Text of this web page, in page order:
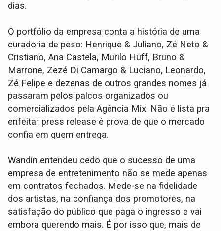
dias.
O portfólio da empresa conta a história de uma
curadoria de peso: Henrique & Juliano, Zé Neto &
Cristiano, Ana Castela, Murilo Huff, Bruno &
Marrone, Zezé Di Camargo & Luciano, Leonardo,
Zé Felipe e dezenas de outros grandes nomes já
passaram pelos palcos organizados ou
comercializados pela Agência Mix. Não é lista pra
enfeitar press release é prova de que o mercado
confia em quem entrega.
Wandin entendeu cedo que o sucesso de uma
empresa de entretenimento não se mede apenas
em contratos fechados. Mede-se na fidelidade
dos artistas, na confiança dos promotores, na
satisfação do público que paga o ingresso e vai
embora querendo mais. É por isso que, mais de